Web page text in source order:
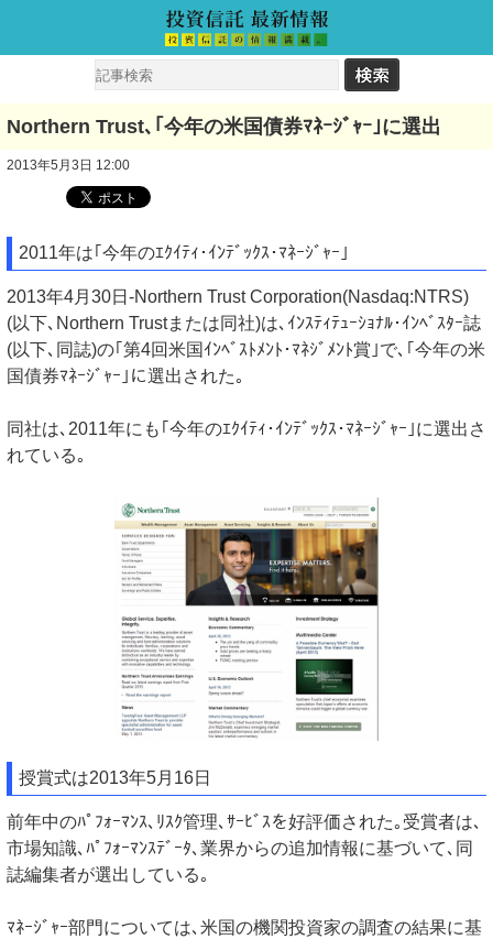
Northern Trust､｢今年の米国債券ﾏﾈｰｼﾞｬｰ｣に選出
2013年5月3日 12:00
2011年は｢今年のｴｸｲﾃｨ･ｲﾝﾃﾞｯｸｽ･ﾏﾈｰｼﾞｬｰ｣
2013年4月30日-Northern Trust Corporation(Nasdaq:NTRS)
(以下､Northern Trustまたは同社)は､ｲﾝｽﾃｨﾃｭｰｼｮﾅﾙ･ｲﾝﾍﾞｽﾀｰ誌
(以下､同誌)の｢第4回米国ｲﾝﾍﾞｽﾄﾒﾝﾄ･ﾏﾈｼﾞﾒﾝﾄ賞｣で､｢今年の米
国債券ﾏﾈｰｼﾞｬｰ｣に選出された｡
同社は､2011年にも｢今年のｴｸｲﾃｨ･ｲﾝﾃﾞｯｸｽ･ﾏﾈｰｼﾞｬｰ｣に選出さ
れている｡
授賞式は2013年5月16日
前年中のﾊﾟﾌｫｰﾏﾝｽ､ﾘｽｸ管理､ｻｰﾋﾞｽを好評価された｡受賞者は､
市場知識､ﾊﾟﾌｫｰﾏﾝｽﾃﾞｰﾀ､業界からの追加情報に基づいて､同
誌編集者が選出している｡
ﾏﾈｰｼﾞｬｰ部門については､米国の機関投資家の調査の結果に基